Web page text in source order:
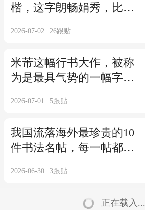
楷，这字朗畅娟秀，比现
吧！
2026-07-02 26跟贴
米芾这幅行书大作，被称
为是最具气势的一幅字，
2026-07-01 5跟贴
我国流落海外最珍贵的10
件书法名帖，每一帖都珍
个在美国！
2026-06-30 3跟贴
正在载入...